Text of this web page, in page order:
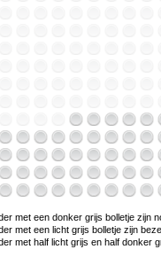
met een donker grijs bolletje zijn
met een licht grijs bolletje zijn
met half licht grijs en half donker